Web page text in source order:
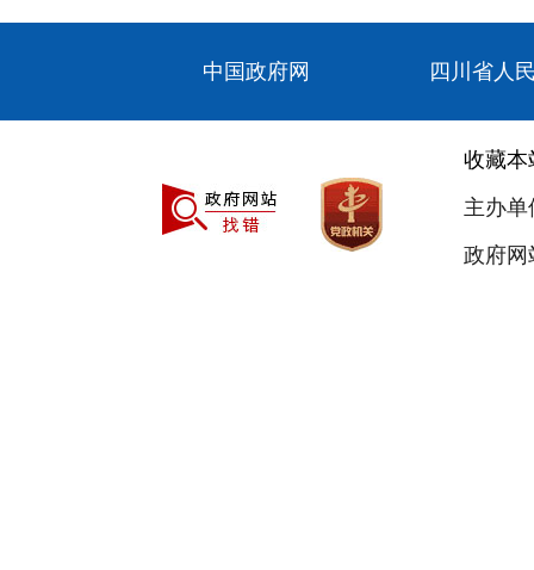
中国政府网 四川省人
收藏本
主办
政府网